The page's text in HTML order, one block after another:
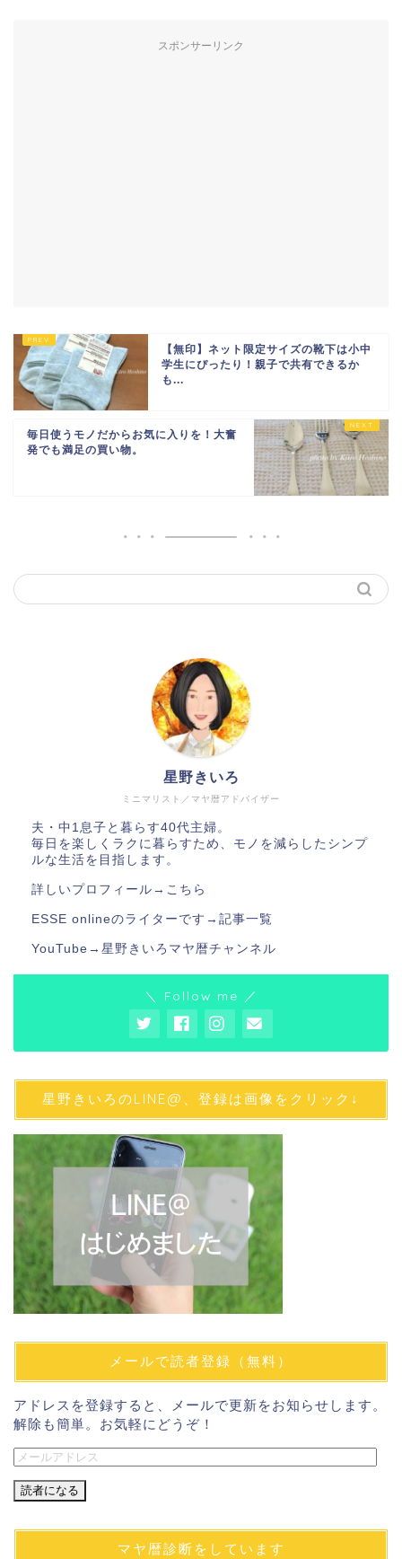
スポンサーリンク
【無印】ネット限定サイズの靴下は小中
学生にぴったり！親子で共有できるか
も...
毎日使うモノだからお気に入りを！大奮
発でも満足の買い物。
ミニマリスト／マヤ暦アドバイザー
星野きいろ
夫・中1息子と暮らす40代主婦。
毎日を楽しくラクに暮らすため、モノを減らしたシンプ
ルな生活を目指します。
詳しいプロフィール→ こちら
ESSE onlineのライターです→ 記事一覧
YouTube→ 星野きいろマヤ暦チャンネル
＼ Follow me ／
星野きいろのLINE@、登録は画像をクリック↓
メールで読者登録（無料）
アドレスを登録すると、メールで更新をお知らせします。
解除も簡単。お気軽にどうぞ！
メ
ル
ド
マヤ暦診断をしています